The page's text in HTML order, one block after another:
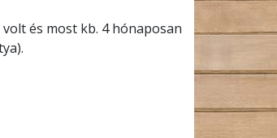
és most kb. 4 hónaposan